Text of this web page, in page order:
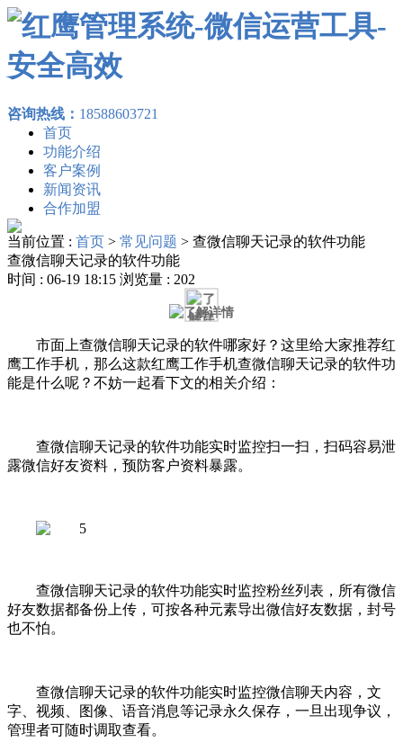
咨询热线： 18588603721
首页
功能介绍
客户案例
新闻资讯
合作加盟
当前位置 : 首页 > 常见问题 > 查微信聊天记录的软件功能
查微信聊天记录的软件功能
时间 : 06-19 18:15 浏览量 : 202
市面上查微信聊天记录的软件哪家好？这里给大家推荐红
鹰工作手机，那么这款红鹰工作手机查微信聊天记录的软件功
能是什么呢？不妨一起看下文的相关介绍：
查微信聊天记录的软件功能实时监控扫一扫，扫码容易泄
露微信好友资料，预防客户资料暴露。
查微信聊天记录的软件功能实时监控粉丝列表，所有微信
好友数据都备份上传，可按各种元素导出微信好友数据，封号
也不怕。
查微信聊天记录的软件功能实时监控微信聊天内容，文
字、视频、图像、语音消息等记录永久保存，一旦出现争议，
管理者可随时调取查看。